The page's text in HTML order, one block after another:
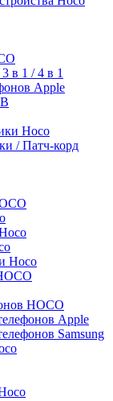
в 1 / 4 в 1
Apple
Hoco
/ Патч-корд
Hoco
HOCO
Apple
Samsung